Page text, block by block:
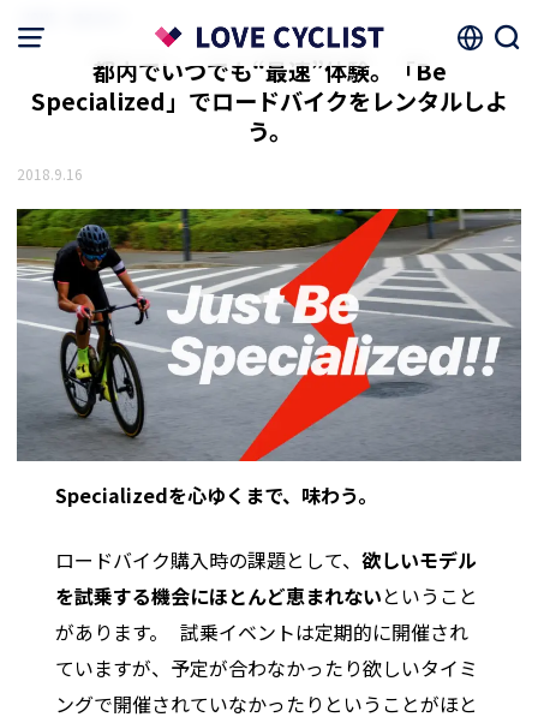
都内でいつでも“最速”体験。「Be
Specialized」でロードバイクをレンタルしよ
う。
2018.9.16
Specializedを心ゆくまで、味わう。
ロードバイク購入時の課題として、欲しいモデル
を試乗する機会にほとんど恵まれないということ
があります。 試乗イベントは定期的に開催され
ていますが、予定が合わなかったり欲しいタイミ
ングで開催されていなかったりということがほと